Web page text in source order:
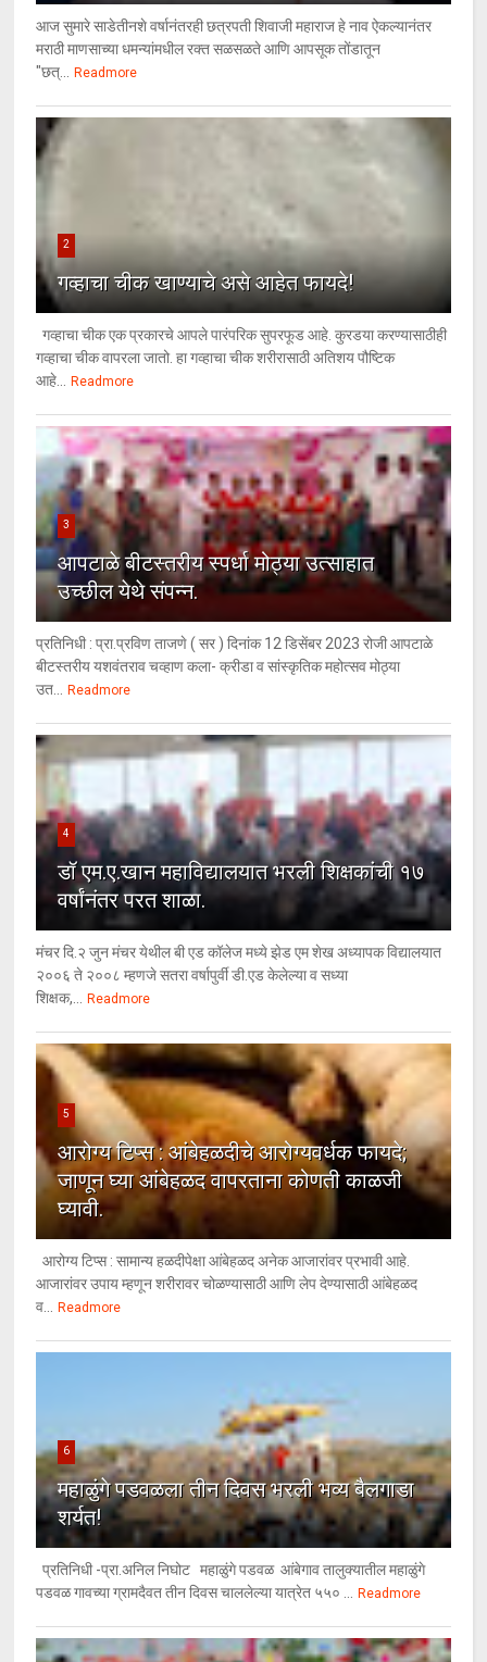
आज सुमारे साडेतीनशे वर्षानंतरही छत्रपती शिवाजी महाराज हे नाव ऐकल्यानंतर
मराठी माणसाच्या धमन्यांमधील रक्त सळसळते आणि आपसूक तोंडातून
"छत्... Readmore
2
गव्हाचा चीक खाण्याचे असे आहेत फायदे!
गव्हाचा चीक एक प्रकारचे आपले पारंपरिक सुपरफूड आहे. कुरडया करण्यासाठीही
गव्हाचा चीक वापरला जातो. हा गव्हाचा चीक शरीरासाठी अतिशय पौष्टिक
आहे... Readmore
3
आपटाळे बीटस्तरीय स्पर्धा मोठ्या उत्साहात
उच्छील येथे संपन्न.
प्रतिनिधी : प्रा.प्रविण ताजणे ( सर ) दिनांक 12 डिसेंबर 2023 रोजी आपटाळे
बीटस्तरीय यशवंतराव चव्हाण कला- क्रीडा व सांस्कृतिक महोत्सव मोठ्या
उत... Readmore
4
डॉ एम.ए.खान महाविद्यालयात भरली शिक्षकांची १७
वर्षांनंतर परत शाळा.
मंचर दि.२ जुन मंचर येथील बी एड कॉलेज मध्ये झेड एम शेख अध्यापक विद्यालयात
२००६ ते २००८ म्हणजे सतरा वर्षापुर्वी डी.एड केलेल्या व सध्या
शिक्षक,... Readmore
5
आरोग्य टिप्स : आंबेहळदीचे आरोग्यवर्धक फायदे;
जाणून घ्या आंबेहळद वापरताना कोणती काळजी
घ्यावी.
आरोग्य टिप्स : सामान्य हळदीपेक्षा आंबेहळद अनेक आजारांवर प्रभावी आहे.
आजारांवर उपाय म्हणून शरीरावर चोळण्यासाठी आणि लेप देण्यासाठी आंबेहळद
व... Readmore
6
महाळुंगे पडवळला तीन दिवस भरली भव्य बैलगाडा
शर्यत!
प्रतिनिधी -प्रा.अनिल निघोट महाळुंगे पडवळ आंबेगाव तालुक्यातील महाळुंगे
पडवळ गावच्या ग्रामदैवत तीन दिवस चाललेल्या यात्रेत ५५० ... Readmore